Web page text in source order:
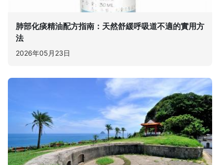
肺部化痰精油配方指南：天然舒緩呼吸道不適的實用方
法
2026年05月23日